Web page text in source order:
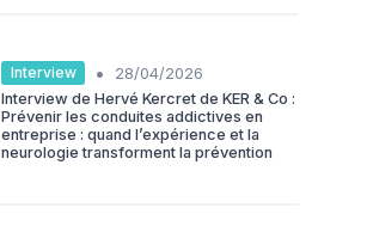
Interview •
28/04/2026
Interview de Hervé Kercret de KER & Co :
Prévenir les conduites addictives en
entreprise : quand l’expérience et la
neurologie transforment la prévention